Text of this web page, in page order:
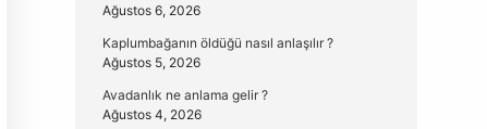
Ağustos 6, 2026
Kaplumbağanın öldüğü nasıl anlaşılır ?
Ağustos 5, 2026
Avadanlık ne anlama gelir ?
Ağustos 4, 2026